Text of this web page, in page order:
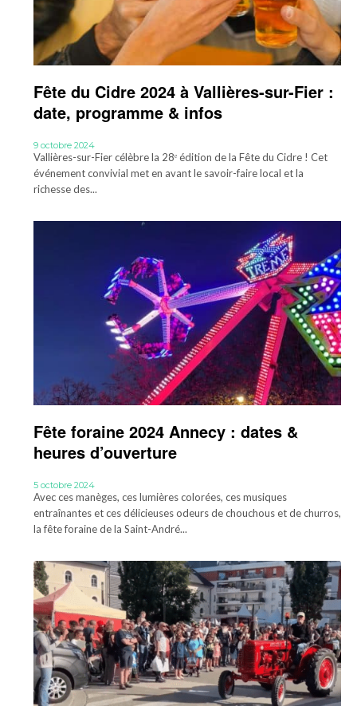
Fête du Cidre 2024 à Vallières-sur-Fier :
date, programme & infos
9 octobre 2024
Vallières-sur-Fier célèbre la 28ᵉ édition de la Fête du Cidre ! Cet
événement convivial met en avant le savoir-faire local et la
richesse des...
Fête foraine 2024 Annecy : dates &
heures d’ouverture
5 octobre 2024
Avec ces manèges, ces lumières colorées, ces musiques
entraînantes et ces délicieuses odeurs de chouchous et de churros,
la fête foraine de la Saint-André...